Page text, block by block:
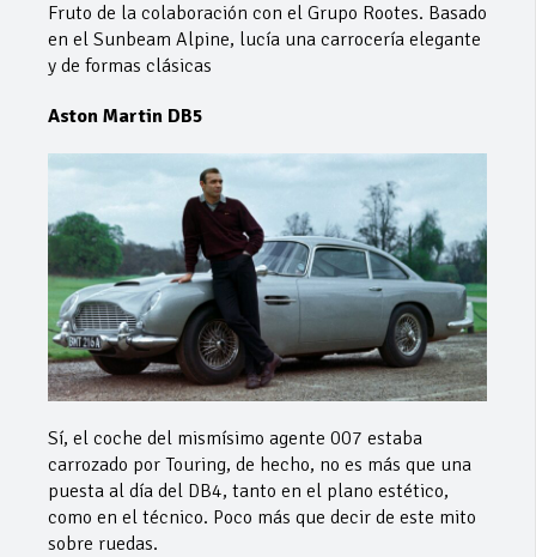
Fruto de la colaboración con el Grupo Rootes. Basado
en el Sunbeam Alpine, lucía una carrocería elegante
y de formas clásicas
Aston Martin DB5
Sí, el coche del mismísimo agente 007 estaba
carrozado por Touring, de hecho, no es más que una
puesta al día del DB4, tanto en el plano estético,
como en el técnico. Poco más que decir de este mito
sobre ruedas.